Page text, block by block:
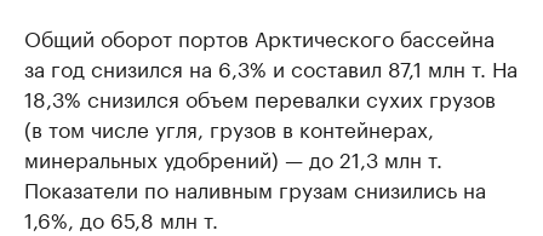
Общий оборот портов Арктического бассейна
за год снизился на 6,3% и составил 87,1 млн т. На
18,3% снизился объем перевалки сухих грузов
(в том числе угля, грузов в контейнерах,
минеральных удобрений) — до 21,3 млн т.
Показатели по наливным грузам снизились на
1,6%, до 65,8 млн т.